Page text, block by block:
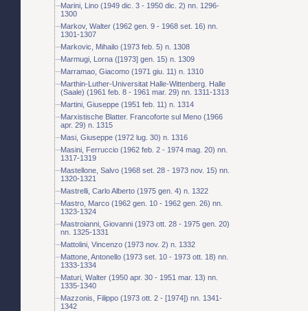
Marini, Lino (1949 dic. 3 - 1950 dic. 2) nn. 1296-
1300
Markov, Walter (1962 gen. 9 - 1968 set. 16) nn.
1301-1307
Markovic, Mihailo (1973 feb. 5) n. 1308
Marmugi, Lorna ([1973] gen. 15) n. 1309
Marramao, Giacomo (1971 giu. 11) n. 1310
Marthin-Luther-Universitat Halle-Wittenberg. Halle
(Saale) (1961 feb. 8 - 1961 mar. 29) nn. 1311-1313
Martini, Giuseppe (1951 feb. 11) n. 1314
Marxistische Blatter. Francoforte sul Meno (1966
apr. 29) n. 1315
Masi, Giuseppe (1972 lug. 30) n. 1316
Masini, Ferruccio (1962 feb. 2 - 1974 mag. 20) nn.
1317-1319
Mastellone, Salvo (1968 set. 28 - 1973 nov. 15) nn.
1320-1321
Mastrelli, Carlo Alberto (1975 gen. 4) n. 1322
Mastro, Marco (1962 gen. 10 - 1962 gen. 26) nn.
1323-1324
Mastroianni, Giovanni (1973 ott. 28 - 1975 gen. 20)
nn. 1325-1331
Mattolini, Vincenzo (1973 nov. 2) n. 1332
Mattone, Antonello (1973 set. 10 - 1973 ott. 18) nn.
1333-1334
Maturi, Walter (1950 apr. 30 - 1951 mar. 13) nn.
1335-1340
Mazzonis, Filippo (1973 ott. 2 - [1974]) nn. 1341-
1342